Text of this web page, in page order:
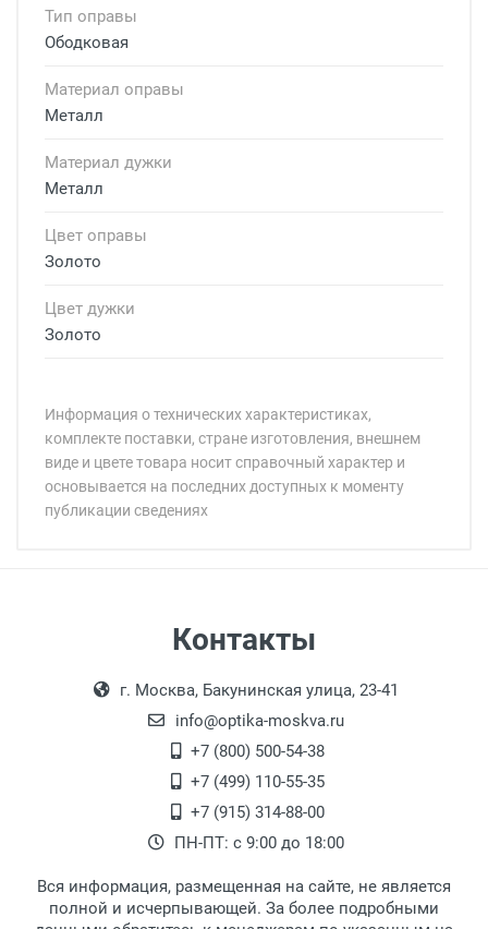
Тип оправы
Ободковая
Материал оправы
Металл
Материал дужки
Металл
Цвет оправы
Золото
Цвет дужки
Золото
Информация о технических характеристиках,
комплекте поставки, стране изготовления, внешнем
виде и цвете товара носит справочный характер и
основывается на последних доступных к моменту
публикации сведениях
Самовывоз.
Оплата товара производится
наличными непосредственно на пункте
выдачи товара.
Перечисление средств на расчетный счет.
18:00, по субботам с 11:00 до 15:00, в
офисе по адресу: г. Москва,
Переведеновский переулок 17, корпус 1,
второй этаж, тел. +7 (499) 110-55-35.
После того, как заказ поступает в пункт
выдачи, наш менеджер связывается с
клиентом и оповещает о поступлении
Для получения товара при себе
Контакты
г. Москва, Бакунинская улица, 23-41
info@optika-moskva.ru
+7 (800) 500-54-38
+7 (499) 110-55-35
+7 (915) 314-88-00
ПН-ПТ: с 9:00 до 18:00
Вся информация, размещенная на сайте, не является
полной и исчерпывающей. За более подробными